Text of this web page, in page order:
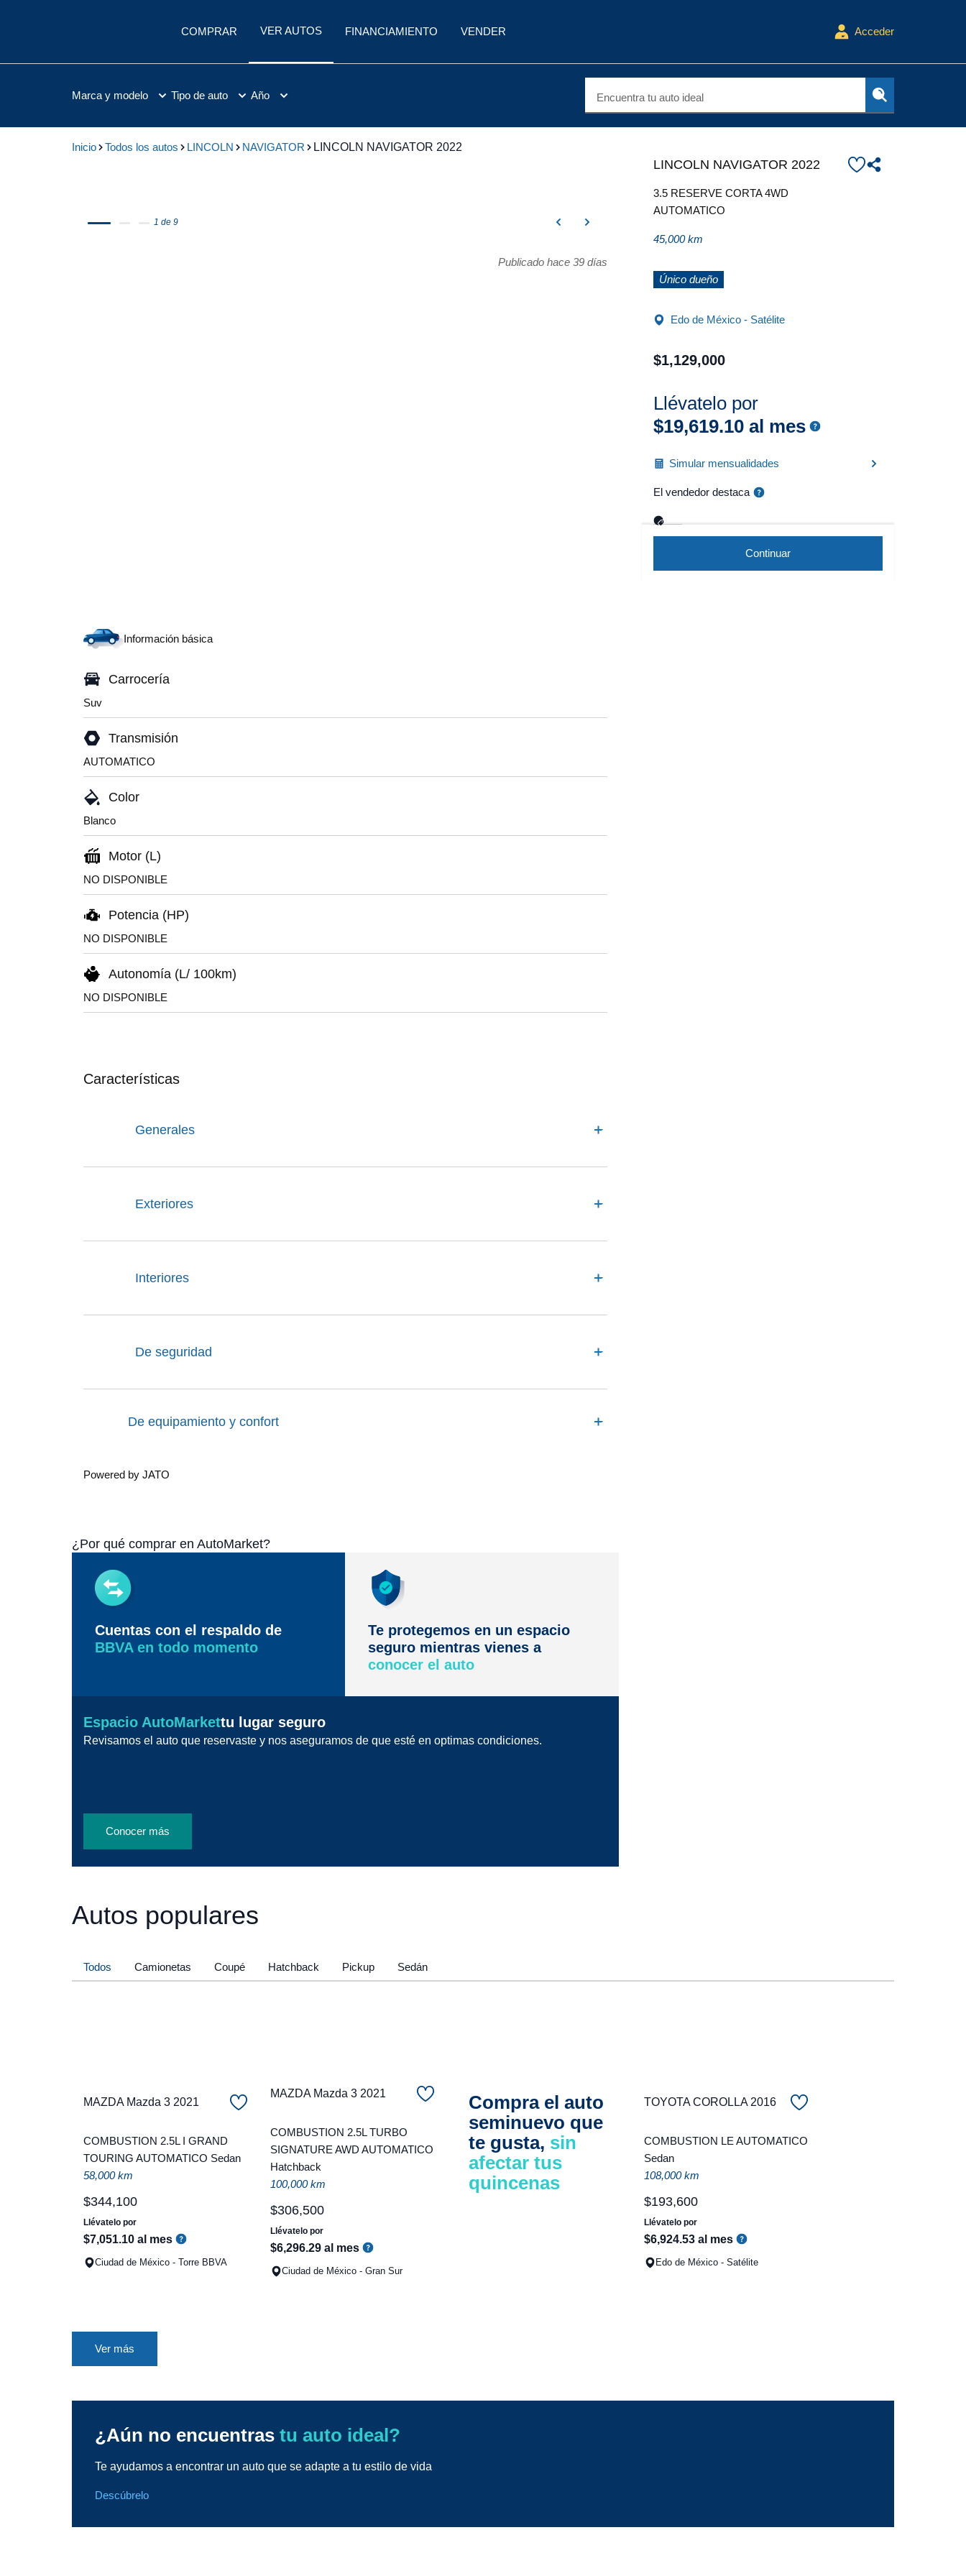
COMPRAR VER AUTOS FINANCIAMIENTO VENDER Acceder
Marca y modelo Tipo de auto Año Encuentra tu auto ideal
Inicio Todos los autos LINCOLN NAVIGATOR LINCOLN NAVIGATOR 2022
1 de 9
Publicado hace 39 días
LINCOLN NAVIGATOR 2022
3.5 RESERVE CORTA 4WD
AUTOMATICO
45,000 km
Único dueño
Edo de México - Satélite
$1,129,000
Llévatelo por
$19,619.10al mes
Simular mensualidades
El vendedor destaca
Continuar
Información básica
Carrocería
Suv
Transmisión
AUTOMATICO
Color
Blanco
Motor (L)
NO DISPONIBLE
Potencia (HP)
NO DISPONIBLE
Autonomía (L/ 100km)
NO DISPONIBLE
Características
Generales
Exteriores
Interiores
De seguridad
De equipamiento y confort
Powered by JATO
¿Por qué comprar en AutoMarket?
Cuentas con el respaldo de
BBVA en todo momento
Te protegemos en un espacio
seguro mientras vienes a
conocer el auto
Espacio AutoMarkettu lugar seguro
Revisamos el auto que reservaste y nos aseguramos de que esté en optimas condiciones.
Conocer más
Autos populares
Todos Camionetas Coupé Hatchback Pickup Sedán
MAZDA Mazda 3 2021
COMBUSTION 2.5L I GRAND
TOURING AUTOMATICO Sedan
58,000 km
$344,100
Llévatelo por
$7,051.10 al mes
Ciudad de México - Torre BBVA
MAZDA Mazda 3 2021
COMBUSTION 2.5L TURBO
SIGNATURE AWD AUTOMATICO
Hatchback
100,000 km
$306,500
Llévatelo por
$6,296.29 al mes
Ciudad de México - Gran Sur
Compra el auto
seminuevo que
te gusta, sin
afectar tus
quincenas
TOYOTA COROLLA 2016
COMBUSTION LE AUTOMATICO
Sedan
108,000 km
$193,600
Llévatelo por
$6,924.53 al mes
Edo de México - Satélite
Ver más
¿Aún no encuentras tu auto ideal?
Te ayudamos a encontrar un auto que se adapte a tu estilo de vida
Descúbrelo